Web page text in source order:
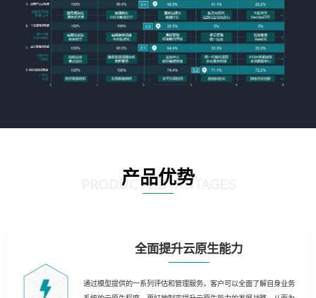
产品优势
PRODUCT ADVANTAGES
全面提升云原生能力
通过模型提供的一系列评估和管理服务，客户可以全面了解自身业务